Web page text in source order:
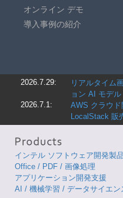
オンライン デモ
導入事例の紹介
2026.7.29:
リアルタイム
ョン AI モデル
2026.7.1:
AWS クラウ
LocalStack 販
インテル ソフトウェア開発製品
Office / PDF / 画像処理
アプリケーション開発支援
AI / 機械学習 / データサイエン